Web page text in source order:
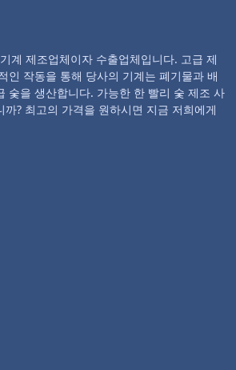
계 제조업체이자 수출업체입니다. 고급 제
인 작동을 통해 당사의 기계는 폐기물과 배
숯을 생산합니다. 가능한 한 빨리 숯 제조 사
? 최고의 가격을 원하시면 지금 저희에게